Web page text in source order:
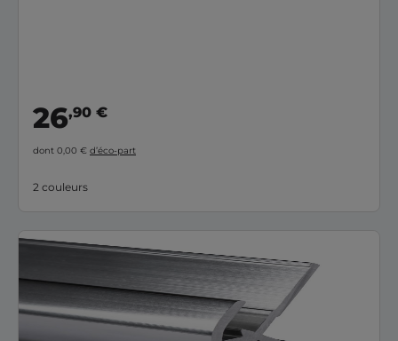
26,90 €
dont 0,00 € d’éco-part
2 couleurs